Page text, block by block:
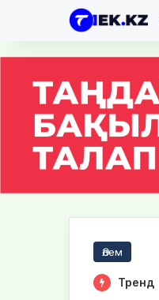
Әлем
Тренд